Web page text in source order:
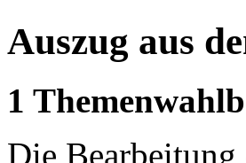
Auszug aus
1
Die